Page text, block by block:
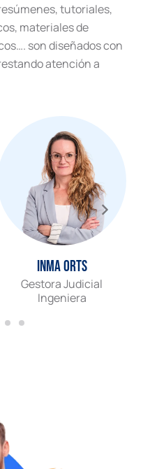
tutoriales,
materiales de
son diseñados con
atención a
Inma Orts
Gestora Judicial
Ingeniera